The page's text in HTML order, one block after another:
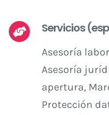
Servicios
Asesoría
Asesoría
apertura,
Protección